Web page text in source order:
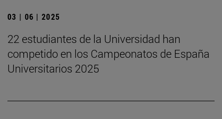
03 | 06 | 2025
22 estudiantes de la Universidad han
competido en los Campeonatos de España
Universitarios 2025